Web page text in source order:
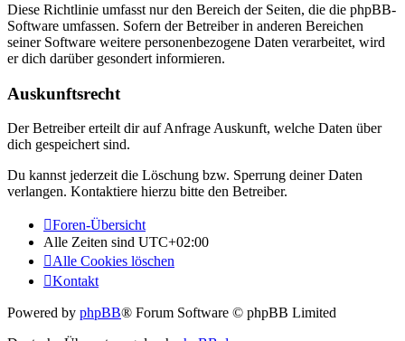
Diese Richtlinie umfasst nur den Bereich der Seiten, die die phpBB-
Software umfassen. Sofern der Betreiber in anderen Bereichen
seiner Software weitere personenbezogene Daten verarbeitet, wird
er dich darüber gesondert informieren.
Auskunftsrecht
Der Betreiber erteilt dir auf Anfrage Auskunft, welche Daten über
dich gespeichert sind.
Du kannst jederzeit die Löschung bzw. Sperrung deiner Daten
verlangen. Kontaktiere hierzu bitte den Betreiber.
Foren-Übersicht
Alle Zeiten sind UTC+02:00
Alle Cookies löschen
Kontakt
Powered by phpBB® Forum Software © phpBB Limited